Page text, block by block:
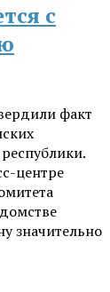
с
факт
центре
значительно